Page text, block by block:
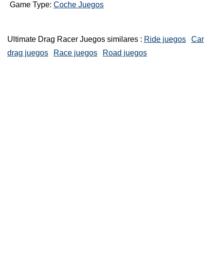
Game Type: Coche Juegos
Ultimate Drag Racer Juegos similares : Ride juegos
Car
drag juegos
Race juegos Road juegos